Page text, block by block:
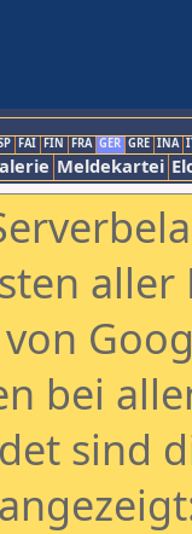
FAI FIN FRA GER GRE INA
Meldekartei
aller
bei
sind